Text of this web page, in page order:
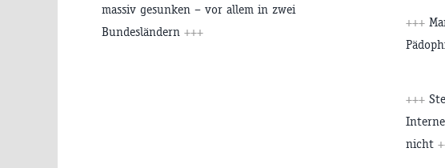
massiv gesunken – vor allem in zwei
Bundesländern +++
+++
+++
nicht